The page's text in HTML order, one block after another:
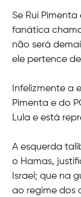
Se Rui
fanática
não será
ele pertence
Infelizmente a
Pimenta e do
Lula e está
A esquerda
o Hamas,
Israel; que na
ao regime dos